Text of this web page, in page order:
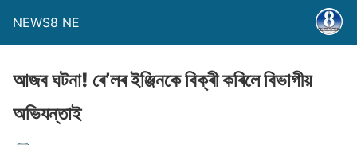
NEWS8 NE
আজব ঘটনা! ৰে’লৰ ইঞ্জিনকে বিক্ৰী কৰিলে বিভাগীয়
অভিযন্তাই